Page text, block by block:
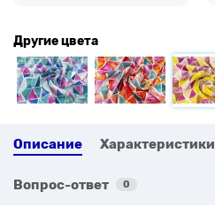
Другие цвета
Описание Характеристики
Вопрос-ответ 0